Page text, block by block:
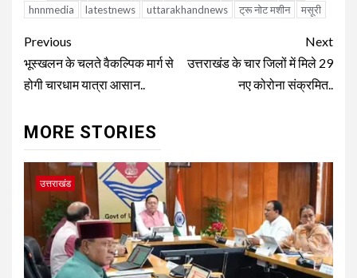
hnnmedia
latestnews uttarakhandnews ट्रू नोट मशीन मसूरी
Continue
Reading
Previous
भूस्खलन के चलते वैकल्पिक मार्ग से
होगी चारधाम यात्रा आसान..
Next
उत्तराखंड के चार जिलों में मिले 29
नए कोरोना संक्रमित..
MORE STORIES
उत्तराखंड